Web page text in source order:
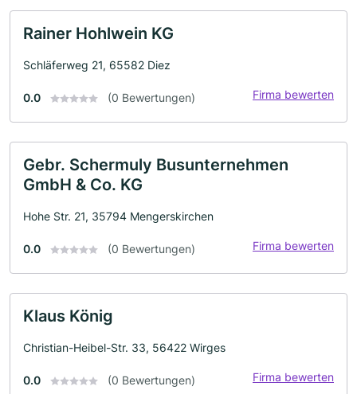
Rainer Hohlwein KG
Schläferweg 21, 65582 Diez
0.0 (0 Bewertungen) Firma bewerten
Gebr. Schermuly Busunternehmen
GmbH & Co. KG
Hohe Str. 21, 35794 Mengerskirchen
0.0 (0 Bewertungen) Firma bewerten
Klaus König
Christian-Heibel-Str. 33, 56422 Wirges
0.0 (0 Bewertungen) Firma bewerten